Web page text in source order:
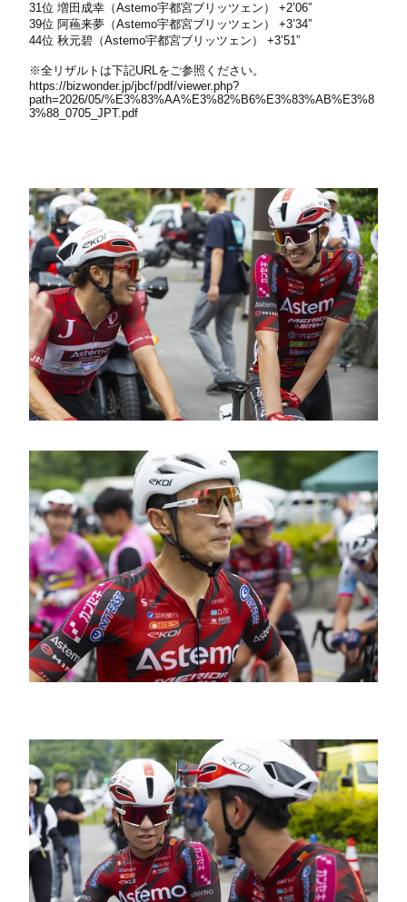
31位 増田成幸（Astemo宇都宮ブリッツェン） +2’06”
39位 阿蘓来夢（Astemo宇都宮ブリッツェン） +3’34”
44位 秋元碧（Astemo宇都宮ブリッツェン） +3’51”
※全リザルトは下記URLをご参照ください。
https://bizwonder.jp/jbcf/pdf/viewer.php?
path=2026/05/%E3%83%AA%E3%82%B6%E3%83%AB%E3%8
3%88_0705_JPT.pdf